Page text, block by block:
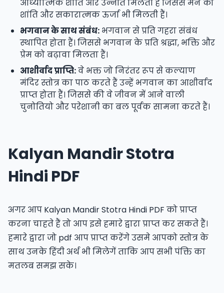
आध्यात्मिक शांति और उन्नति मिलती हैं जिससे मन को
शांति और सकारात्मक ऊर्जा भी मिलती हैं।
भगवान के साथ संबंध: भगवान से प्रति गहरा संबंध
स्थापित होता हैं। जिससे भगवान के प्रति श्रद्धा, भक्ति और
प्रेम को बढ़ावा मिलता हैं।
आशीर्वाद प्राप्ति:वे भक्त जो निरंतर रूप से कल्याण
मंदिर स्तोत्र का पाठ करते हैं उन्हें भगवान का आशीर्वाद
प्राप्त होता हैं। जिससे की वे जीवन में आने वाली
चुनोतियो और परेशानी का बल पूर्वक सामना करते हैं।
Kalyan Mandir Stotra
Hindi PDF
अगर आप Kalyan Mandir Stotra Hindi PDF को प्राप्त
करना चाहते हैं तो आप इसे हमारे द्वारा प्राप्त कर सकते हैं।
हमारे द्वारा जो pdf आप प्राप्त करेंगे उसमे आपको स्तोत्र के
साथ उनके हिंदी अर्थ भी मिलेगें ताकि आप सभी पंक्ति का
मतलब समझ सके।